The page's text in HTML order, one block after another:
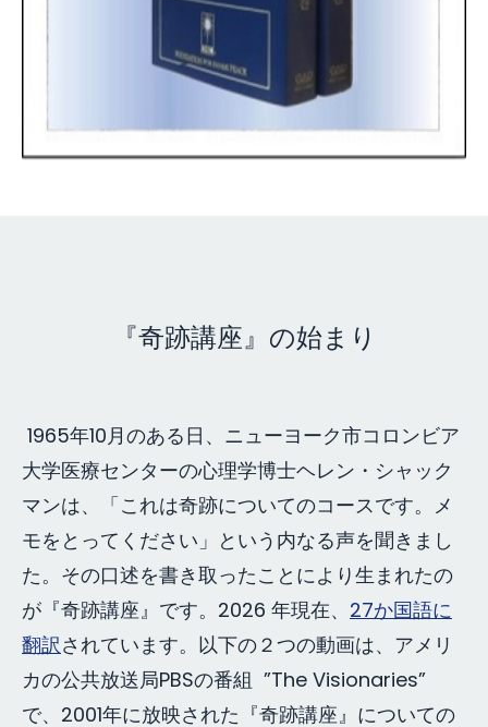
『奇跡講座』の始まり
1965年10月のある日、ニューヨーク市コロンビア
大学医療センターの心理学博士ヘレン・シャック
マンは、「これは奇跡についてのコースです。メ
モをとってください」という内なる声を聞きまし
た。その口述を書き取ったことにより生まれたの
が『奇跡講座』です。2026 年現在、 27か国語に
翻訳されています。以下の２つの動画は、アメリ
カの公共放送局PBSの番組 ”The Visionaries”
で、2001年に放映された『奇跡講座』についての